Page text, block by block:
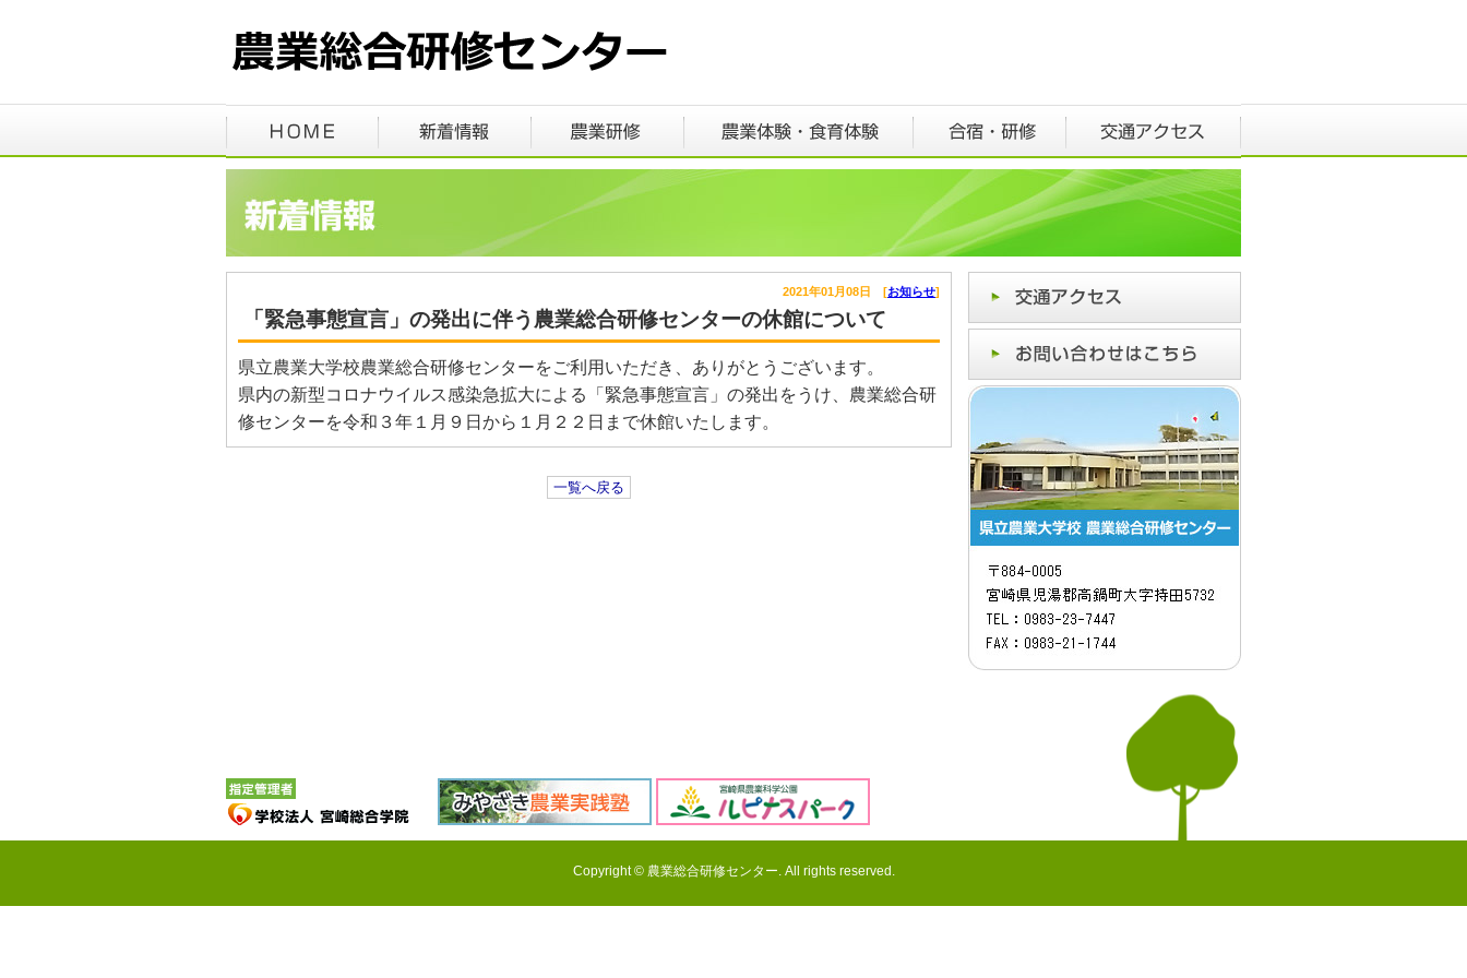
2021年01月08日 [お知らせ]
「緊急事態宣言」の発出に伴う農業総合研修センターの休館について
県立農業大学校農業総合研修センターをご利用いただき、ありがとうございます。
県内の新型コロナウイルス感染急拡大による「緊急事態宣言」の発出をうけ、農業総合研
修センターを令和３年１月９日から１月２２日まで休館いたします。
一覧へ戻る
Copyright © 農業総合研修センター. All rights reserved.